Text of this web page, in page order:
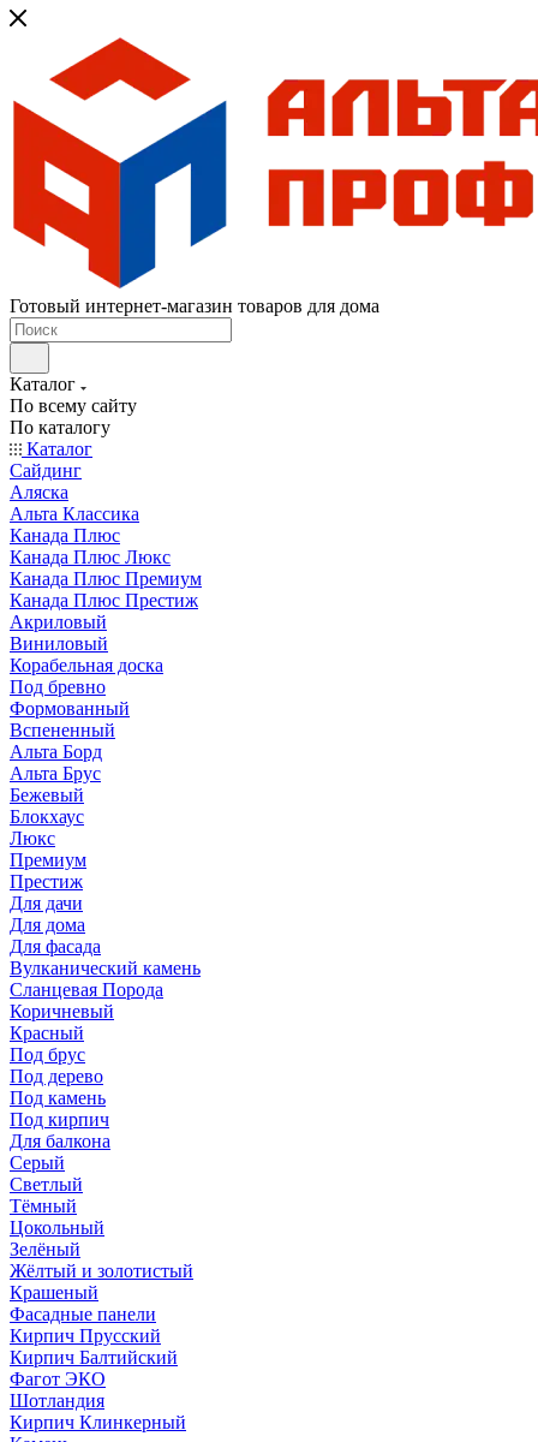
Готовый интернет-магазин товаров для дома
Каталог
По всему сайту
По каталогу
Каталог
Сайдинг
Аляска
Альта Классика
Канада Плюс
Канада Плюс Люкс
Канада Плюс Премиум
Канада Плюс Престиж
Акриловый
Виниловый
Корабельная доска
Под бревно
Формованный
Вспененный
Альта Борд
Альта Брус
Бежевый
Блокхаус
Люкс
Премиум
Престиж
Для дачи
Для дома
Для фасада
Вулканический камень
Сланцевая Порода
Коричневый
Красный
Под брус
Под дерево
Под камень
Под кирпич
Для балкона
Серый
Светлый
Тёмный
Цокольный
Зелёный
Жёлтый и золотистый
Крашеный
Фасадные панели
Кирпич Прусский
Кирпич Балтийский
Фагот ЭКО
Шотландия
Кирпич Клинкерный